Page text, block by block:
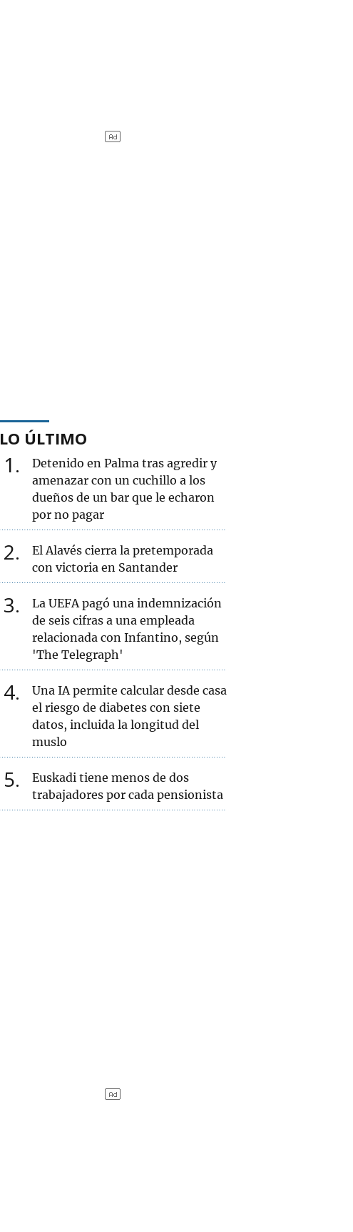
LO ÚLTIMO
1
Detenido en Palma tras agredir y
amenazar con un cuchillo a los
dueños de un bar que le echaron
por no pagar
2
El Alavés cierra la pretemporada
con victoria en Santander
3
La UEFA pagó una indemnización
de seis cifras a una empleada
relacionada con Infantino, según
'The Telegraph'
4
Una IA permite calcular desde casa
el riesgo de diabetes con siete
datos, incluida la longitud del
muslo
5
Euskadi tiene menos de dos
trabajadores por cada pensionista